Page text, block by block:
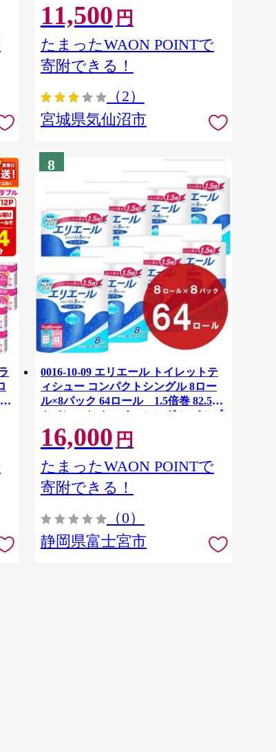
銀鮭 海鮮 海鮮丼 魚介
11,500 円
たまったWAON POINTで
寄附できる！
（2）
宮城県気仙沼市
8
0016-10-09 エリエール トイレットテ
ィシュー コンパクトシングル 8ロー
ル×8パック 64ロール 1.5倍巻 82.5m
トイレットペーパー シングル パルプ
100％ 香りつき 日用品 消耗品 備蓄
16,000 円
たまったWAON POINTで
寄附できる！
（0）
静岡県富士宮市